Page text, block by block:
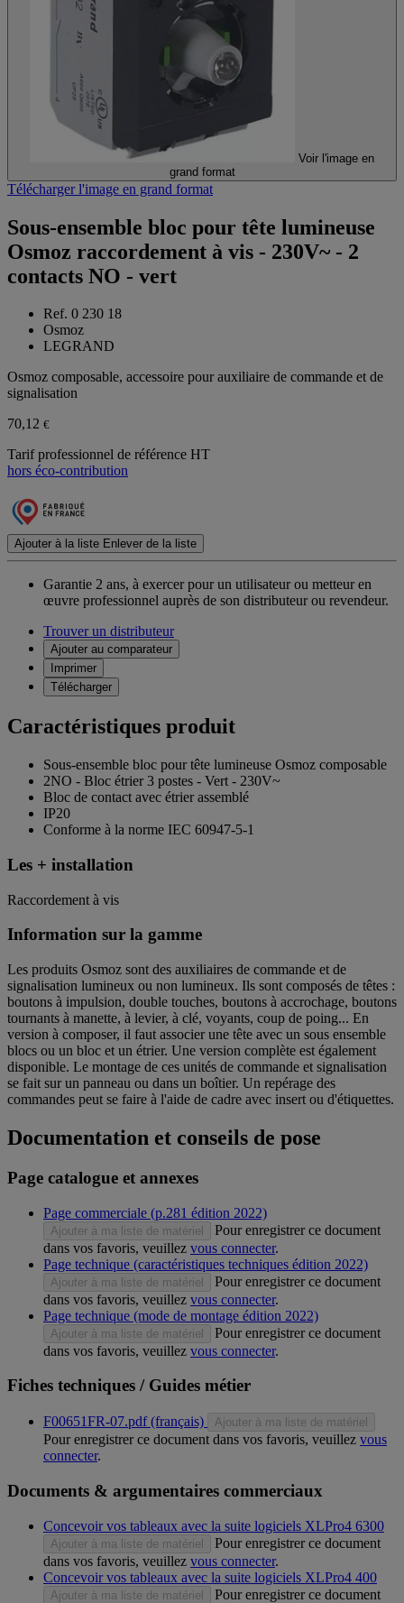
Voir l'image en
grand format
Télécharger l'image en grand format
Sous-ensemble bloc pour tête lumineuse
Osmoz raccordement à vis - 230V~ - 2
contacts NO - vert
Ref. 0 230 18
Osmoz
LEGRAND
Osmoz composable, accessoire pour auxiliaire de commande et de
signalisation
70,12 €
Tarif professionnel de référence HT
hors éco-contribution
Ajouter à la liste Enlever de la liste
Garantie 2 ans, à exercer pour un utilisateur ou metteur en
œuvre professionnel auprès de son distributeur ou revendeur.
Trouver un distributeur
Ajouter au comparateur
Imprimer
Télécharger
Caractéristiques produit
Sous-ensemble bloc pour tête lumineuse Osmoz composable
2NO - Bloc étrier 3 postes - Vert - 230V~
Bloc de contact avec étrier assemblé
IP20
Conforme à la norme IEC 60947-5-1
Les + installation
Raccordement à vis
Information sur la gamme
Les produits Osmoz sont des auxiliaires de commande et de
signalisation lumineux ou non lumineux. Ils sont composés de têtes :
boutons à impulsion, double touches, boutons à accrochage, boutons
tournants à manette, à levier, à clé, voyants, coup de poing... En
version à composer, il faut associer une tête avec un sous ensemble
blocs ou un bloc et un étrier. Une version complète est également
disponible. Le montage de ces unités de commande et signalisation
se fait sur un panneau ou dans un boîtier. Un repérage des
commandes peut se faire à l'aide de cadre avec insert ou d'étiquettes.
Documentation et conseils de pose
Page catalogue et annexes
Page commerciale (p.281 édition 2022)
Ajouter à ma liste de matériel
Pour enregistrer ce document
dans vos favoris, veuillez vous connecter.
Page technique (caractéristiques techniques édition 2022)
Ajouter à ma liste de matériel
Pour enregistrer ce document
dans vos favoris, veuillez vous connecter.
Page technique (mode de montage édition 2022)
Ajouter à ma liste de matériel
Pour enregistrer ce document
dans vos favoris, veuillez vous connecter.
Fiches techniques / Guides métier
F00651FR-07.pdf (français) Ajouter à ma liste de matériel
Pour enregistrer ce document dans vos favoris, veuillez vous
connecter.
Documents & argumentaires commerciaux
Concevoir vos tableaux avec la suite logiciels XLPro4 6300
Ajouter à ma liste de matériel
Pour enregistrer ce document
dans vos favoris, veuillez vous connecter.
Concevoir vos tableaux avec la suite logiciels XLPro4 400
Ajouter à ma liste de matériel
Pour enregistrer ce document